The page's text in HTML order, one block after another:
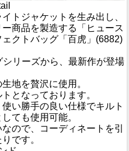
トジャケットを生み出し、
商品を製造する「ヒュース
クトバッグ「百虎」(6882)
リーズから、最新作が登場
地を贅沢に使用。
となっております。
い勝手の良い仕様でキルト
ても使用可能。
ので、コーディネートを引
です。